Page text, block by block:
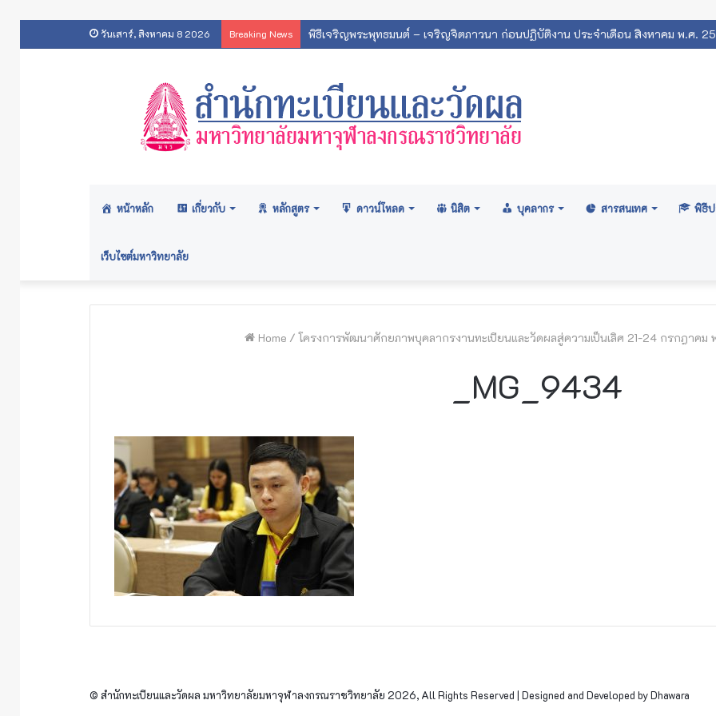
วันเสาร์, สิงหาคม 8 2026 Breaking News พิธีเจริญพระพุทธมนต์ – เจริญจิตภาวนา ก่อนปฏิบัติงาน ประจำเดือน สิงหาคม พ.ศ.
หน้าหลัก เกี่ยวกับ หลักสูตร ดาวน์โหลด นิสิต บุคลากร สารสนเทศ พิธี
เว็บไซต์มหาวิทยาลัย
Home / โครงการพัฒนาศักยภาพบุคลากรงานทะเบียนและวัดผลสู่ความเป็นเลิศ 21-24 กรกฎาคม
_MG_9434
© สำนักทะเบียนและวัดผล มหาวิทยาลัยมหาจุฬาลงกรณราชวิทยาลัย 2026, All Rights Reserved | Designed and Developed by Dhawara